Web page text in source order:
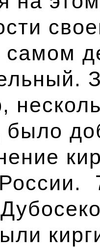
самом
было